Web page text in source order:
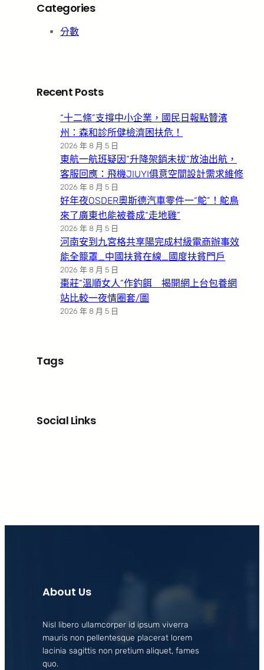
Categories
分數
Recent Posts
“十二條”支撐中小企業，國民日報點贊濱
州：森和診所健檢濟困扶危！
2026 年 8 月 5 日
東航一航班疑因“升降架銷未拔”放油出航，
客服回應：飛機JIUYI俱意空間設計需求維修
2026 年 8 月 5 日
好年夜OSDER奧斯德汽車零件一“鴕”！鴕鳥
來了廣東也能被養成“走地雞”
2026 年 8 月 5 日
河南安到九宮格共享陽完成村級電商辦事效
能全籠罩_中國扶貧在線_國度扶貧門戶
2026 年 8 月 5 日
棗莊”溫順女人”作釣餌 揭開網上台包養網
站比較一夜情圈套/圖
2026 年 8 月 5 日
Tags
Social Links
About Us
Nisl libero ullamcorper id ipsum viverra
mauris non pellentesque placerat lorem
lacinia sagittis non pretium aliquet, fames
quo.